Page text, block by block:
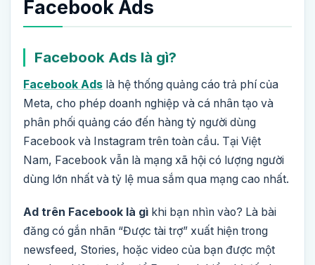
Facebook Ads
Facebook Ads là gì?
Facebook Ads là hệ thống quảng cáo trả phí của
Meta, cho phép doanh nghiệp và cá nhân tạo và
phân phối quảng cáo đến hàng tỷ người dùng
Facebook và Instagram trên toàn cầu. Tại Việt
Nam, Facebook vẫn là mạng xã hội có lượng người
dùng lớn nhất và tỷ lệ mua sắm qua mạng cao nhất.
Ad trên Facebook là gì khi bạn nhìn vào? Là bài
đăng có gắn nhãn “Được tài trợ” xuất hiện trong
newsfeed, Stories, hoặc video của bạn được một